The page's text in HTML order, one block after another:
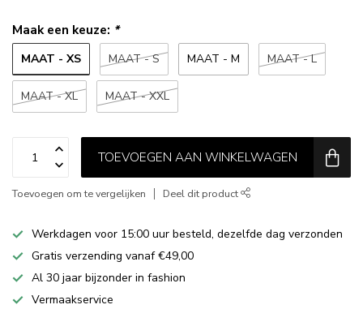
Maak een keuze: *
MAAT - XS MAAT - S MAAT - M MAAT - L
MAAT - XL MAAT - XXL
TOEVOEGEN AAN WINKELWAGEN
Toevoegen om te vergelijken Deel dit product
Werkdagen voor 15:00 uur besteld, dezelfde dag verzonden
Gratis verzending vanaf €49,00
Al 30 jaar bijzonder in fashion
Vermaakservice